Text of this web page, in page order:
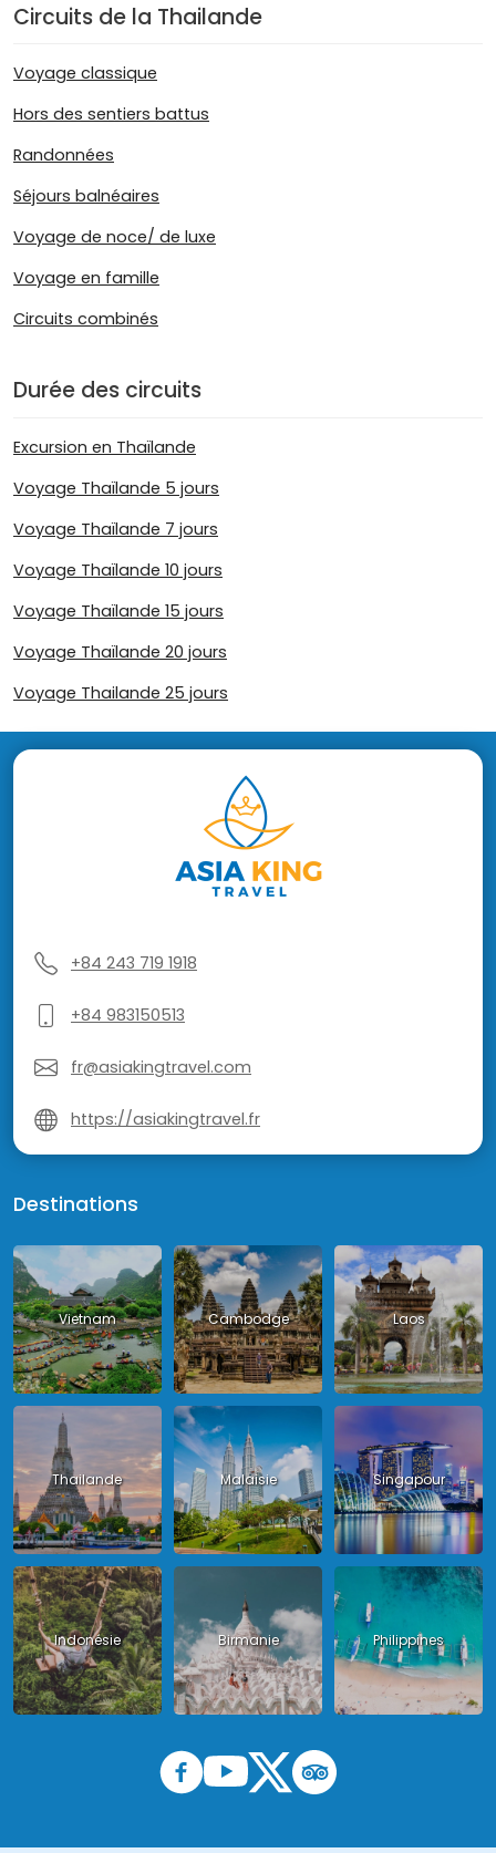
Circuits de la Thailande
Voyage classique
Hors des sentiers battus
Randonnées
Séjours balnéaires
Voyage de noce/ de luxe
Voyage en famille
Circuits combinés
Durée des circuits
Excursion en Thaïlande
Voyage Thaïlande 5 jours
Voyage Thaïlande 7 jours
Voyage Thaïlande 10 jours
Voyage Thaïlande 15 jours
Voyage Thaïlande 20 jours
Voyage Thailande 25 jours
+84 243 719 1918
+84 983150513
fr@asiakingtravel.com
https://asiakingtravel.fr
Destinations
Vietnam Cambodge Laos
Thailande Malaisie Singapour
Indonésie Birmanie Philippines